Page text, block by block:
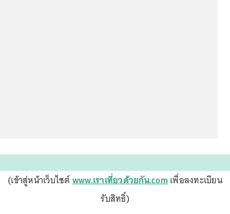
(เข้าสู่หน้าเว็บไซต์www.เราเที่ยวด้วยกัน.comเพื่อลงทะเบียน
รับสิทธิ์)